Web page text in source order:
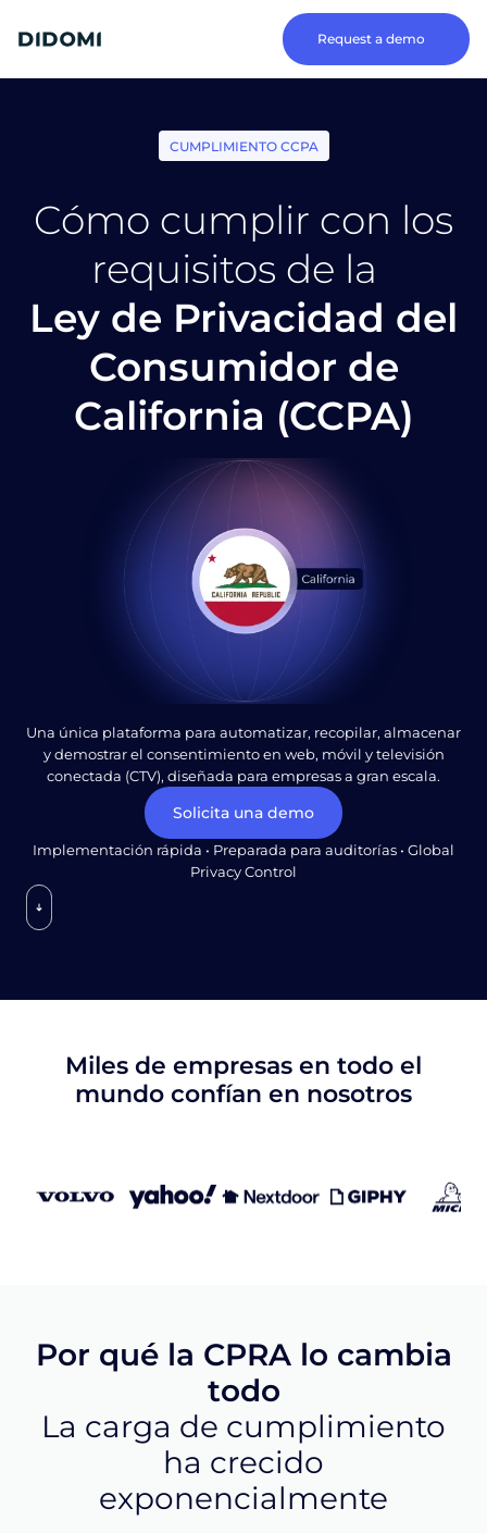
Request a demo
CUMPLIMIENTO CCPA
Cómo cumplir con los
requisitos de la
Ley de Privacidad del
Consumidor de
California (CCPA)
Una única plataforma para automatizar, recopilar, almacenar
y demostrar el consentimiento en web, móvil y televisión
conectada (CTV), diseñada para empresas a gran escala.
Solicita una demo
Implementación rápida • Preparada para auditorías • Global
Privacy Control
Miles de empresas en todo el
mundo confían en nosotros
Por qué la CPRA lo cambia
todo
La carga de cumplimiento
ha crecido
exponencialmente